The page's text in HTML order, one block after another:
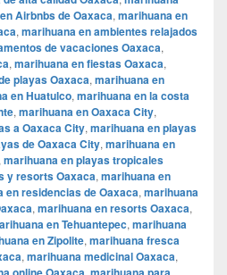
Airbnbs de Oaxaca, marihuana en
, marihuana en ambientes relajados
de vacaciones Oaxaca,
, marihuana en fiestas Oaxaca,
playas Oaxaca, marihuana en
en Huatulco, marihuana en la costa
, marihuana en Oaxaca City,
a Oaxaca City, marihuana en playas
de Oaxaca City, marihuana en
marihuana en playas tropicales
y resorts Oaxaca, marihuana en
en residencias de Oaxaca, marihuana
, marihuana en resorts Oaxaca,
en Tehuantepec, marihuana
en Zipolite, marihuana fresca
, marihuana medicinal Oaxaca,
,